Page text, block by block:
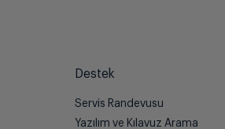
Destek
Servis Randevusu
Yazılım ve Kılavuz Arama